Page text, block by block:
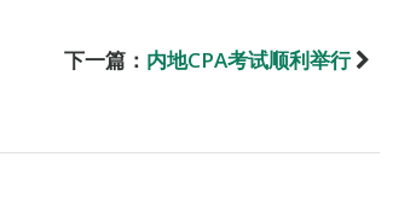
下一篇： 内地CPA考试顺利举行